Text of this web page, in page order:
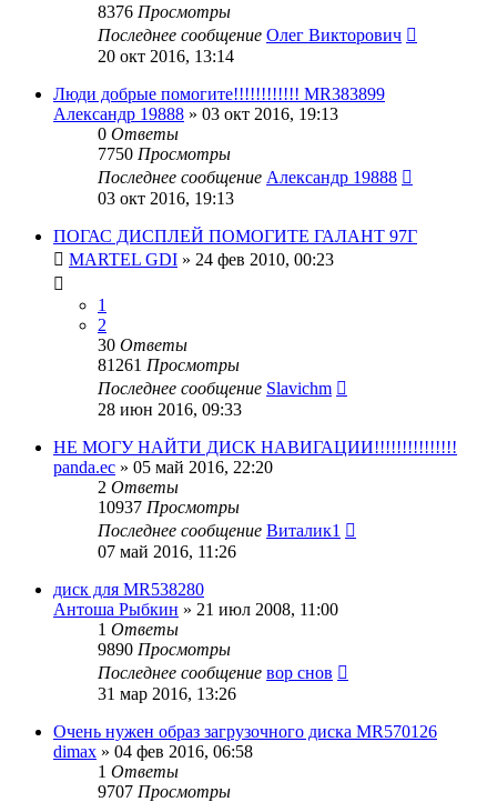
8376 Просмотры
Последнее сообщение Олег Викторович
20 окт 2016, 13:14
Люди добрые помогите!!!!!!!!!!!! MR383899
Александр 19888 » 03 окт 2016, 19:13
0 Ответы
7750 Просмотры
Последнее сообщение Александр 19888
03 окт 2016, 19:13
ПОГАС ДИСПЛЕЙ ПОМОГИТЕ ГАЛАНТ 97Г
MARTEL GDI » 24 фев 2010, 00:23
1
2
30 Ответы
81261 Просмотры
Последнее сообщение Slavichm
28 июн 2016, 09:33
НЕ МОГУ НАЙТИ ДИСК НАВИГАЦИИ!!!!!!!!!!!!!!!
panda.ec » 05 май 2016, 22:20
2 Ответы
10937 Просмотры
Последнее сообщение Виталик1
07 май 2016, 11:26
диск для MR538280
Антоша Рыбкин » 21 июл 2008, 11:00
1 Ответы
9890 Просмотры
Последнее сообщение вор снов
31 мар 2016, 13:26
Очень нужен образ загрузочного диска MR570126
dimax » 04 фев 2016, 06:58
1 Ответы
9707 Просмотры